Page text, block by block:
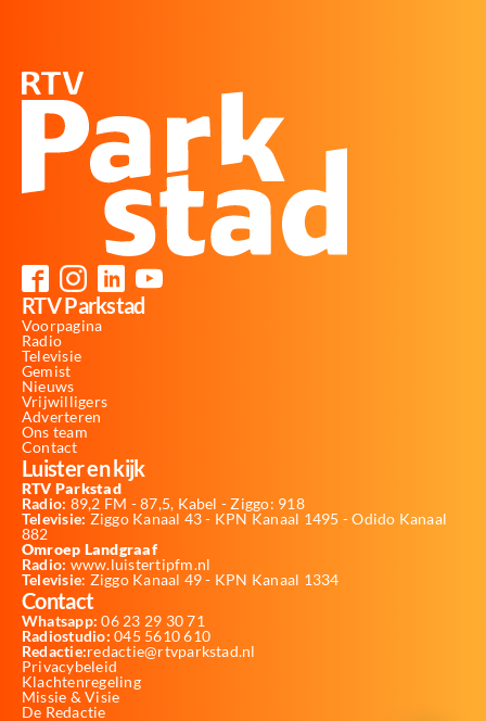
RTV Parkstad
Voorpagina
Radio
Televisie
Gemist
Nieuws
Vrijwilligers
Adverteren
Ons team
Contact
Luister en kijk
RTV Parkstad
Radio: 89,2 FM - 87,5, Kabel - Ziggo: 918
Televisie: Ziggo Kanaal 43 - KPN Kanaal 1495 - Odido Kanaal
882
Omroep Landgraaf
Radio: www.luistertipfm.nl
Televisie: Ziggo Kanaal 49 - KPN Kanaal 1334
Contact
Whatsapp: 06 23 29 30 71
Radiostudio: 045 5610 610
Redactie:redactie@rtvparkstad.nl
Privacybeleid
Klachtenregeling
Missie & Visie
De Redactie